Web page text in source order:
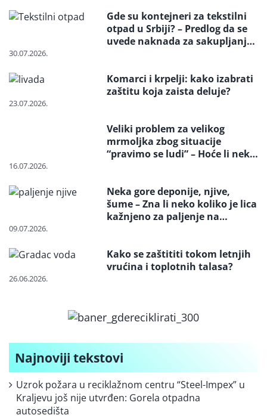
Gde su kontejneri za tekstilni
otpad u Srbiji? – Predlog da se
uvede naknada za sakupljanje i
30.07.2026.
Komarci i krpelji: kako izabrati
zaštitu koja zaista deluje?
23.07.2026.
Veliki problem za velikog
mrmoljka zbog situacije
“pravimo se ludi” – Hoće li neko
16.07.2026.
Neka gore deponije, njive,
šume – Zna li neko koliko je lica
kažnjeno za paljenje na
09.07.2026.
Kako se zaštititi tokom letnjih
vrućina i toplotnih talasa?
26.06.2026.
Najnoviji tekstovi
Uzrok požara u reciklažnom centru “Steel-Impex” u
Kraljevu još nije utvrđen: Gorela otpadna
autosedišta